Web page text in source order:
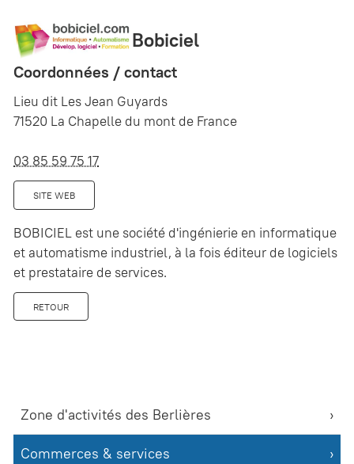
Zone d'activités des Berlières
Commerces & services
Bobiciel
Coordonnées / contact
Lieu dit Les Jean Guyards
71520 La Chapelle du mont de France
03 85 59 75 17
SITE WEB
BOBICIEL est une société d'ingénierie en informatique
et automatisme industriel, à la fois éditeur de logiciels
et prestataire de services.
RETOUR